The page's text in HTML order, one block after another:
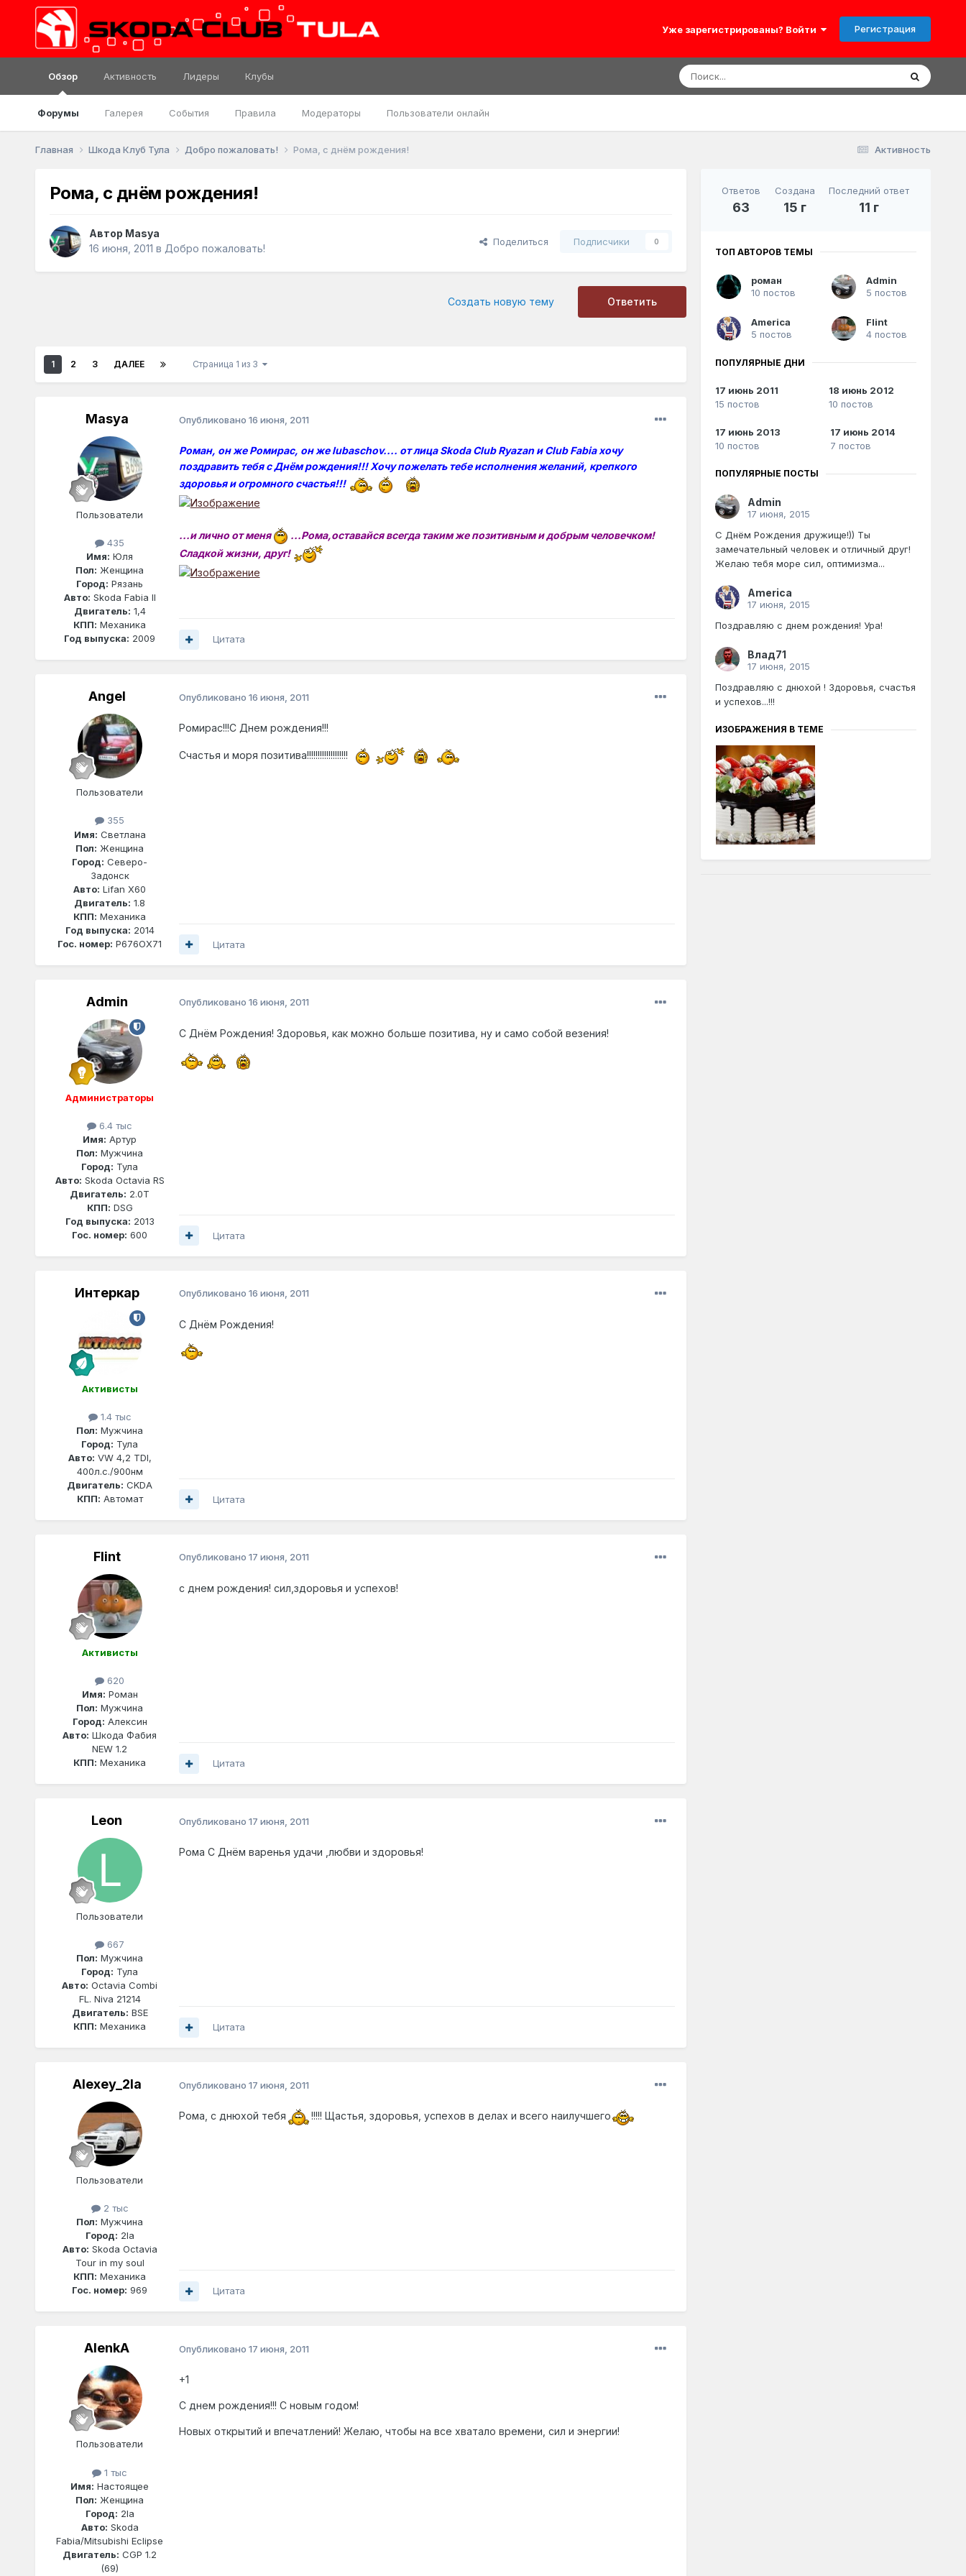
Уже зарегистрированы? Войти Регистрация
Обзор
Форумы Галерея События Правила Модераторы Пользователи онлайн
Активность Лидеры Клубы
Активность
Главная Шкода Клуб Тула Добро пожаловать! Рома, с днём рождения!
Рома, с днём рождения!
Автор Masya
16 июня, 2011 в Добро пожаловать!
Поделиться Подписчики 0
Ответить
Создать новую тему
1 2 3 ДАЛЕЕ Страница 1 из 3
Masya
Пользователи
435
Имя: Юля
Пол: Женщина
Город: Рязань
Авто: Skoda Fabia II
Двигатель: 1,4
КПП: Механика
Год выпуска: 2009
Опубликовано 16 июня, 2011
Роман, он же Ромирас, он же lubaschov.... от лица Skoda Club Ryazan и Club Fabia хочу
поздравить тебя с Днём рождения!!! Хочу пожелать тебе исполнения желаний, крепкого
здоровья и огромного счастья!!!
...и лично от меня
...Рома,оставайся всегда таким же позитивным и добрым человечком!
Сладкой жизни, друг!
Цитата
Angel
Пользователи
355
Имя: Светлана
Пол: Женщина
Город: Северо-
Задонск
Авто: Lifan X60
Двигатель: 1.8
КПП: Механика
Год выпуска: 2014
Гос. номер: Р676ОХ71
Опубликовано 16 июня, 2011
Ромирас!!!С Днем рождения!!!
Счастья и моря позитива!!!!!!!!!!!!!!!!!!!
Цитата
Admin
Администраторы
6.4 тыс
Имя: Артур
Пол: Мужчина
Город: Тула
Авто: Skoda Octavia RS
Двигатель: 2.0T
КПП: DSG
Год выпуска: 2013
Гос. номер: 600
Опубликовано 16 июня, 2011
С Днём Рождения! Здоровья, как можно больше позитива, ну и само собой везения!
Цитата
Интеркар
Активисты
1.4 тыс
Пол: Мужчина
Город: Тула
Авто: VW 4,2 TDI,
400л.с./900нм
Двигатель: CKDA
КПП: Автомат
Опубликовано 16 июня, 2011
С Днём Рождения!
Цитата
Flint
Активисты
620
Имя: Роман
Пол: Мужчина
Город: Алексин
Авто: Шкода Фабия
NEW 1.2
КПП: Механика
Опубликовано 17 июня, 2011
с днем рождения! сил,здоровья и успехов!
Цитата
Leon
Пользователи
667
Пол: Мужчина
Город: Тула
Авто: Octavia Combi
FL. Niva 21214
Двигатель: BSE
КПП: Механика
Опубликовано 17 июня, 2011
Рома С Днём варенья удачи ,любви и здоровья!
Цитата
Alexey_2la
Пользователи
2 тыс
Пол: Мужчина
Город: 2la
Авто: Skoda Octavia
Tour in my soul
КПП: Механика
Гос. номер: 969
Опубликовано 17 июня, 2011
Рома, с днюхой тебя !!!!! Щастья, здоровья, успехов в делах и всего наилучшего
Цитата
AlenkA
Пользователи
1 тыс
Имя: Настоящее
Пол: Женщина
Город: 2la
Авто: Skoda
Fabia/Mitsubishi Eclipse
Двигатель: CGP 1.2
(69)
Опубликовано 17 июня, 2011
+1
С днем рождения!!! С новым годом!
Новых открытий и впечатлений! Желаю, чтобы на все хватало времени, сил и энергии!
Ответов
63
Создана
15 г
Последний ответ
11 г
ТОП АВТОРОВ ТЕМЫ
роман
10 постов
Admin
5 постов
America
5 постов
Flint
4 постов
ПОПУЛЯРНЫЕ ДНИ
17 июнь 2011
15 постов
18 июнь 2012
10 постов
17 июнь 2013
10 постов
17 июнь 2014
7 постов
ПОПУЛЯРНЫЕ ПОСТЫ
Admin
17 июня, 2015
С Днём Рождения дружище!)) Ты
замечательный человек и отличный друг!
Желаю тебя море сил, оптимизма...
America
17 июня, 2015
Поздравляю с днем рождения! Ура!
Влад71
17 июня, 2015
Поздравляю с днюхой ! Здоровья, счастья
и успехов...!!!
ИЗОБРАЖЕНИЯ В ТЕМЕ